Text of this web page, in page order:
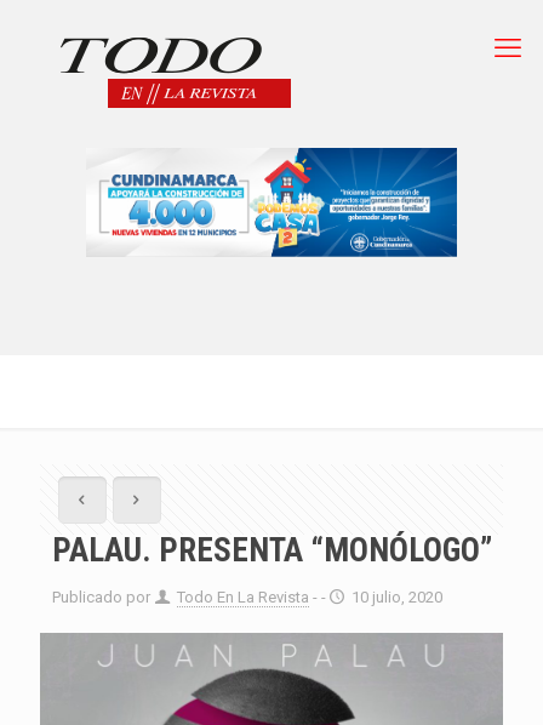
PALAU. PRESENTA “MONÓLOGO”
Publicado por Todo En La Revista - - 10 julio, 2020